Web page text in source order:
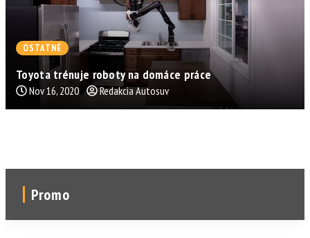
OSTATNÉ
Toyota trénuje roboty na domáce práce
Nov 16, 2020 Redakcia Autosuv
Promo